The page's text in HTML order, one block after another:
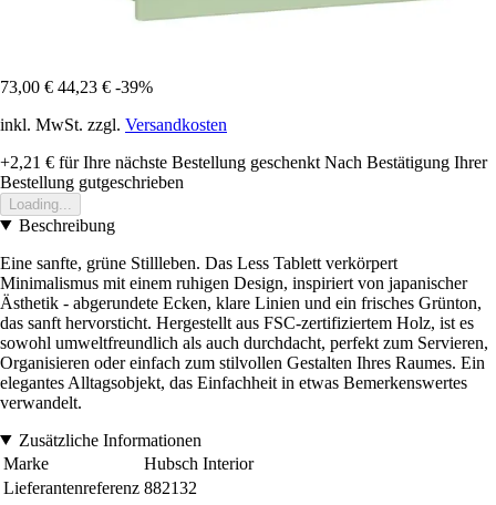
73,00 € 44,23 € -39%
inkl. MwSt. zzgl. Versandkosten
+2,21 € für Ihre nächste Bestellung geschenkt Nach Bestätigung Ihrer
Bestellung gutgeschrieben
Loading...
Beschreibung
Eine sanfte, grüne Stillleben. Das Less Tablett verkörpert
Minimalismus mit einem ruhigen Design, inspiriert von japanischer
Ästhetik - abgerundete Ecken, klare Linien und ein frisches Grünton,
das sanft hervorsticht. Hergestellt aus FSC-zertifiziertem Holz, ist es
sowohl umweltfreundlich als auch durchdacht, perfekt zum Servieren,
Organisieren oder einfach zum stilvollen Gestalten Ihres Raumes. Ein
elegantes Alltagsobjekt, das Einfachheit in etwas Bemerkenswertes
verwandelt.
Zusätzliche Informationen
Marke
Hubsch Interior
Lieferantenreferenz 882132